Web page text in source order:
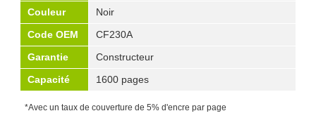
Couleur
Noir
Code OEM
CF230A
Garantie
Constructeur
Capacité
1600 pages
*Avec un taux de couverture de 5% d'encre par page